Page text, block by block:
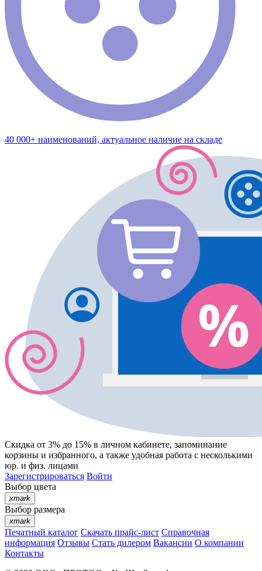
40 000+ наименований, актуальное наличие на складе
Скидка от 3% до 15% в личном кабинете, запоминание
корзины и избранного, а также удобная работа с несколькими
юр. и физ. лицами
Зарегистрироваться Войти
Выбор цвета
xmark
Выбор размера
xmark
Печатный каталог Скачать прайс-лист Справочная
информация Отзывы Стать дилером Вакансии О компании
Контакты